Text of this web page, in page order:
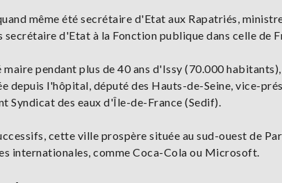
même été secrétaire d'Etat aux Rapatriés,
secrétaire d'Etat à la Fonction publique dans celle de
pendant plus de 40 ans d'Issy (70.000
depuis l'hôpital, député des Hauts-de-Seine, vice-
Syndicat des eaux d'Île-de-France (Sedif).
cette ville prospère située au sud-ouest de
internationales, comme Coca-Cola ou Microsoft.